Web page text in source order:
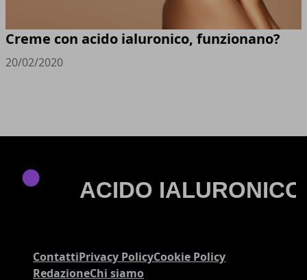
Creme con acido ialuronico, funzionano?
20/02/2020
ContattiPrivacy PolicyCookie Policy
RedazioneChi siamo